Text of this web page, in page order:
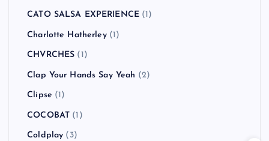
CATO SALSA EXPERIENCE (1)
Charlotte Hatherley(1)
CHVRCHES (1)
Clap Your Hands Say Yeah (2)
Clipse (1)
COCOBAT (1)
Coldplay (3)